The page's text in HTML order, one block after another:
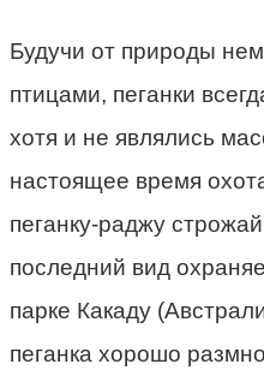
Будучи от природы
птицами, пеганки
хотя и не являлись
настоящее время
пеганку-раджу
последний вид
парке Какаду
пеганка хорошо